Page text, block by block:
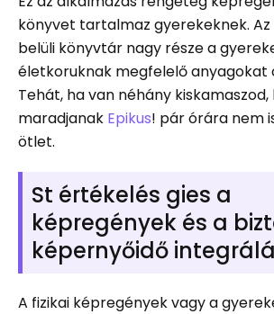
könyvet tartalmaz gyerekeknek.
belüli könyvtár nagy része a
életkoruknak megfelelő anyagokat
Tehát, ha van néhány
maradjanak Epikus! pár órára nem
ötlet.
St értékelés gies a
képregények és a
képernyőidő
A fizikai képregények vagy a